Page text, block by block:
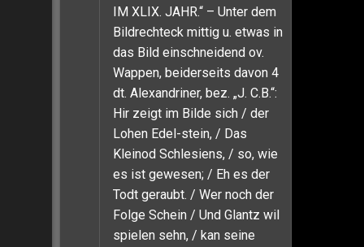
IM XLIX. JAHR.“ – Unter dem
Bildrechteck mittig u. etwas in
das Bild einschneidend ov.
Wappen, beiderseits davon 4
dt. Alexandriner, bez. „J. C.B.“:
Hir zeigt im Bilde sich / der
Lohen Edel-stein, / Das
Kleinod Schlesiens, / so, wie
es ist gewesen; / Eh es der
Todt geraubt. / Wer noch der
Folge Schein / Und Glantz wil
spielen sehn, / kan seine